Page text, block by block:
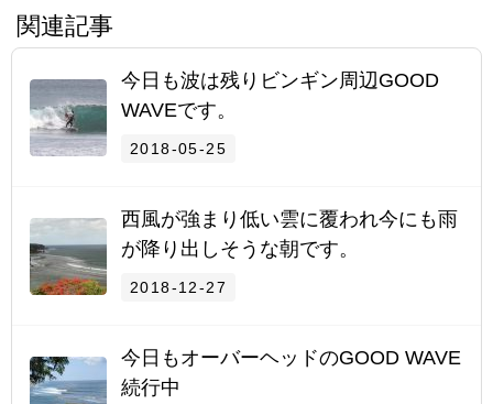
関連記事
今日も波は残りビンギン周辺GOOD
WAVEです。
2018-05-25
西風が強まり低い雲に覆われ今にも雨
が降り出しそうな朝です。
2018-12-27
今日もオーバーヘッドのGOOD WAVE
続行中